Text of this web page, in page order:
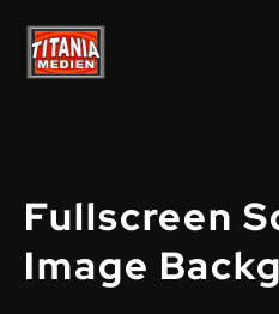
Fullscreen
Image